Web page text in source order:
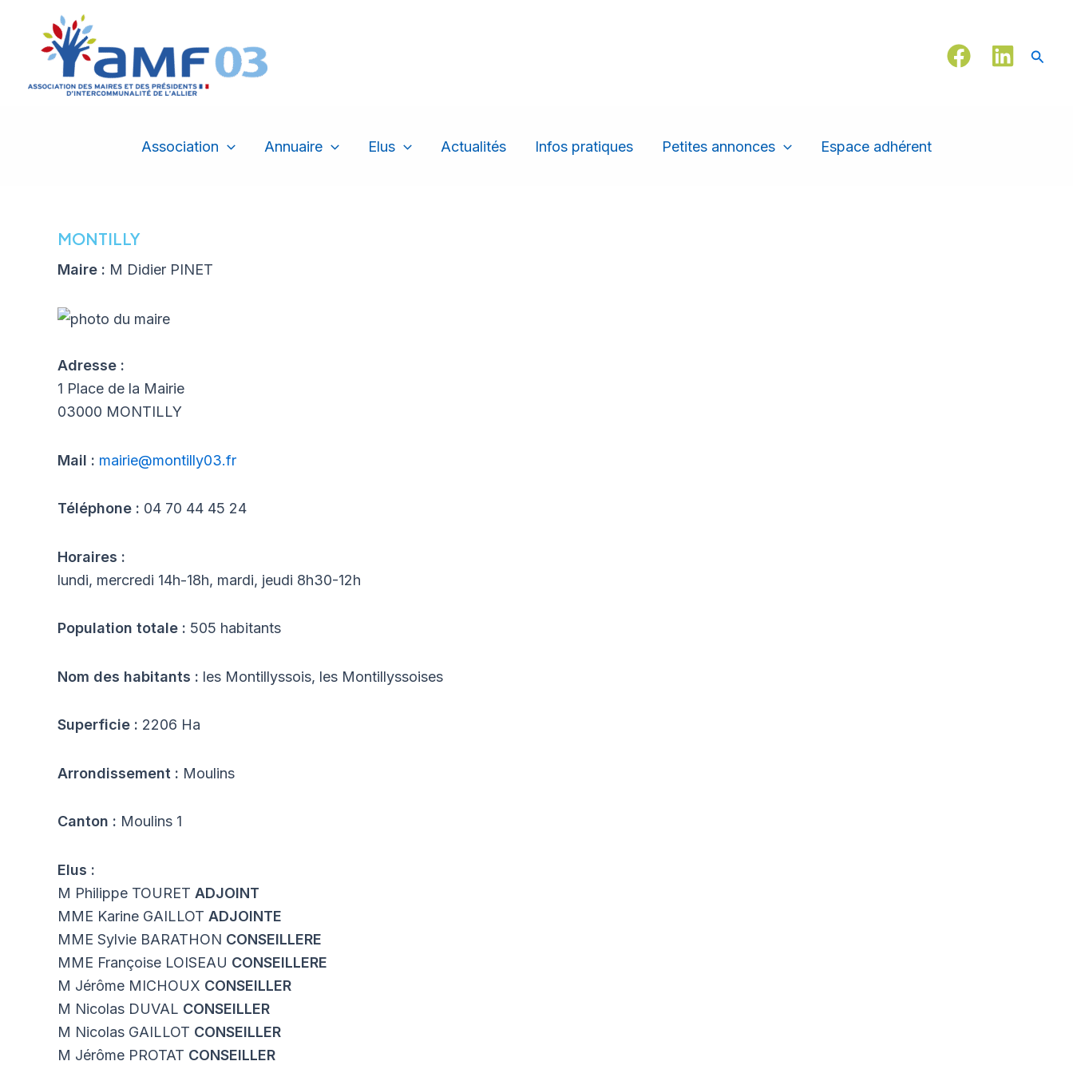
contenu
Association Annuaire Elus Actualités Infos pratiques Petites annonces Espace adhérent
MONTILLY
Maire : M Didier PINET
Adresse :
1 Place de la Mairie
03000 MONTILLY
Mail : mairie@montilly03.fr
Téléphone : 04 70 44 45 24
Horaires :
lundi, mercredi 14h-18h, mardi, jeudi 8h30-12h
Population totale : 505 habitants
Nom des habitants : les Montillyssois, les Montillyssoises
Superficie : 2206 Ha
Arrondissement : Moulins
Canton : Moulins 1
Elus :
M Philippe TOURET ADJOINT
MME Karine GAILLOT ADJOINTE
MME Sylvie BARATHON CONSEILLERE
MME Françoise LOISEAU CONSEILLERE
M Jérôme MICHOUX CONSEILLER
M Nicolas DUVAL CONSEILLER
M Nicolas GAILLOT CONSEILLER
M Jérôme PROTAT CONSEILLER